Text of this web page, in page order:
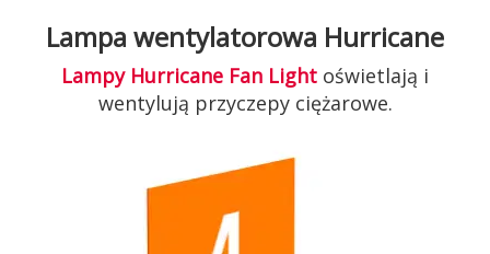
Lampa wentylatorowa Hurricane
Lampy Hurricane Fan Light oświetlają i
wentylują przyczepy ciężarowe.